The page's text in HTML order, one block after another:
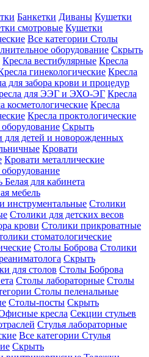
Банкетки Диваны Кушетки
смотровые Кушетки
Все категории Столы
оборудование Скрыть
Кресла вестибулярные Кресла
гинекологические Кресла
для забора крови и процедур
для ЭЭГ и ЭХО-ЭГ Кресла
косметологические Кресла
Кресла проктологические
Скрыть
для детей и новорожденных
Кровати
Кровати металлические
Белая для кабинета
мебель
инструментальные Столики
Столики для детских весов
крови Столики прикроватные
стоматологические
Столы Боброва Столики
Скрыть
для столов Столы Боброва
Столы лабораторные Столы
Столы пеленальные
Столы-посты Скрыть
кресла Секции стульев
Стулья лабораторные
Все категории Стулья
Скрыть